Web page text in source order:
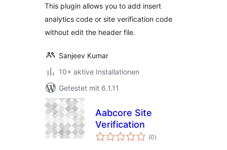
This plugin allows you to add insert
analytics code or site verification code
without edit the header file.
Sanjeev Kumar
10+ aktive Installationen
Getestet mit 6.1.11
Aabcore Site
Verification
(0Bewertungen
insgesamt
)